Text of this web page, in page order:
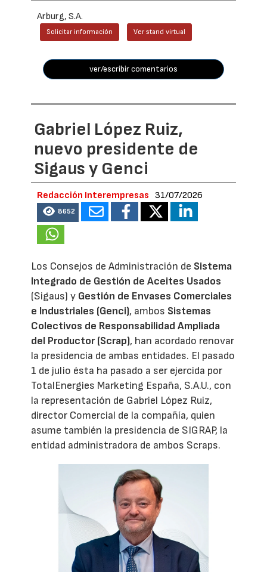
Arburg, S.A.
Solicitar información Ver stand virtual
ver/escribir comentarios
Gabriel López Ruiz,
nuevo presidente de
Sigaus y Genci
Redacción Interempresas 31/07/2026
8652
Los Consejos de Administración de Sistema
Integrado de Gestión de Aceites Usados
(Sigaus) y Gestión de Envases Comerciales
e Industriales (Genci), ambos Sistemas
Colectivos de Responsabilidad Ampliada
del Productor (Scrap), han acordado renovar
la presidencia de ambas entidades. El pasado
1 de julio ésta ha pasado a ser ejercida por
TotalEnergies Marketing España, S.A.U., con
la representación de Gabriel López Ruiz,
director Comercial de la compañía, quien
asume también la presidencia de SIGRAP, la
entidad administradora de ambos Scraps.